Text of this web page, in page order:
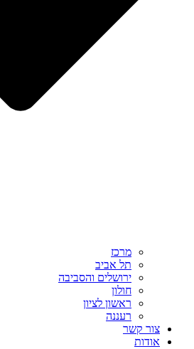
מרכז
תל אביב
ירושלים והסביבה
חולון
ראשון לציון
רעננה
צור קשר
אודות